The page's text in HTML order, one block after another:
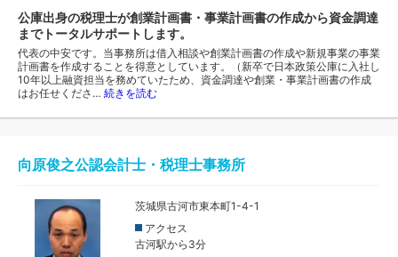
公庫出身の税理士が創業計画書・事業計画書の作成から資金調達
までトータルサポートします。
代表の中安です。当事務所は借入相談や創業計画書の作成や新規事業の事業
計画書を作成することを得意としています。（新卒で日本政策公庫に入社し
10年以上融資担当を務めていたため、資金調達や創業・事業計画書の作成
はお任せくださ… 続きを読む
向原俊之公認会計士・税理士事務所
茨城県古河市東本町1-4-1
アクセス
古河駅から3分